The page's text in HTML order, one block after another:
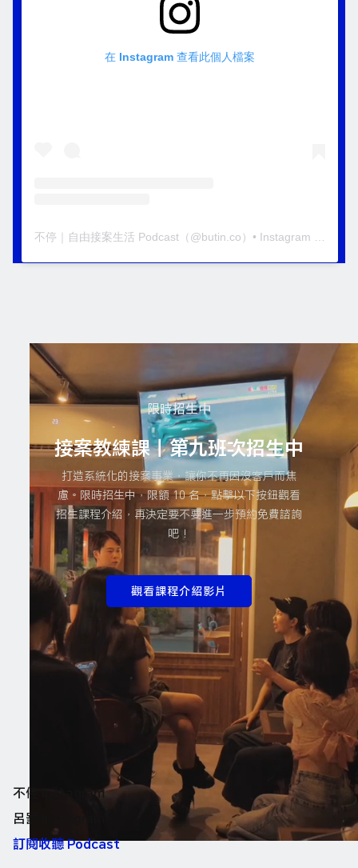
在 Instagram 查看此個人檔案
不停｜自由接案生活 Podcast （@butin.co ）• Instagram 相片與影片
限時招生中
接案教練課｜第九班次招生中
打造系統化的接案事業，讓你不再因沒客戶而焦
慮。限時招生中，限額 10 名，點擊以下按鈕觀看
招生課程介紹，再決定要不要進一步預約免費諮詢
吧！
觀看課程介紹影片
不停 Instagram
呂罰 Instagram
訂閱收聽 Podcast